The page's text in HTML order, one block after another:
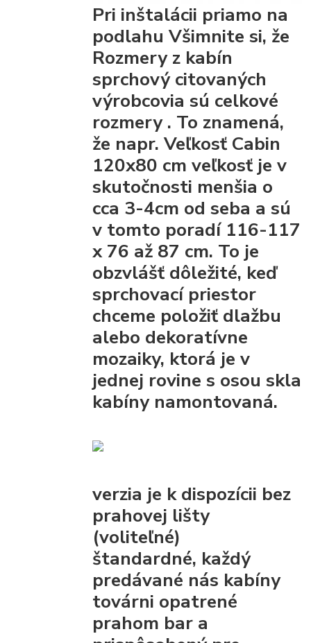
Pri inštalácii priamo na
podlahu Všimnite si, že
Rozmery z kabín
sprchový citovaných
výrobcoviasú celkové
rozmery. To znamená,
že napr. Veľkosť Cabin
120x80 cm veľkosť je v
skutočnosti menšia o
cca 3-4cm od seba a sú
v tomto poradí 116-117
x 76 až 87 cm. To je
obzvlášť dôležité, keď
sprchovací priestor
chceme položiť dlažbu
alebo dekoratívne
mozaiky, ktorá je v
jednej rovine s osou skla
kabíny namontovaná.
verzia je k dispozícii bez
prahovej lišty
(voliteľné)
štandardné, každý
predávané nás kabíny
továrni opatrené
prahom bar a